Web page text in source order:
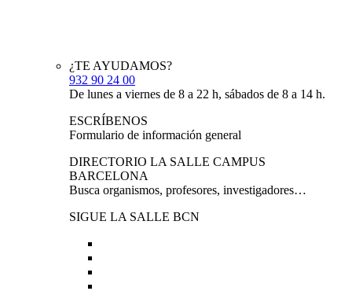
¿TE AYUDAMOS?
932 90 24 00
De lunes a viernes de 8 a 22 h, sábados de 8 a 14 h.
ESCRÍBENOS
Formulario de información general
DIRECTORIO LA SALLE CAMPUS
BARCELONA
Busca organismos, profesores, investigadores…
SIGUE LA SALLE BCN